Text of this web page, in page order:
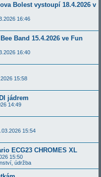
Bolest vystoupí 18.4.2026 v
16:46
Band 15.4.2026 ve Fun
16:40
15:58
jádrem
14:49
15:54
ECG23 CHROMES XL
15:50
údržba